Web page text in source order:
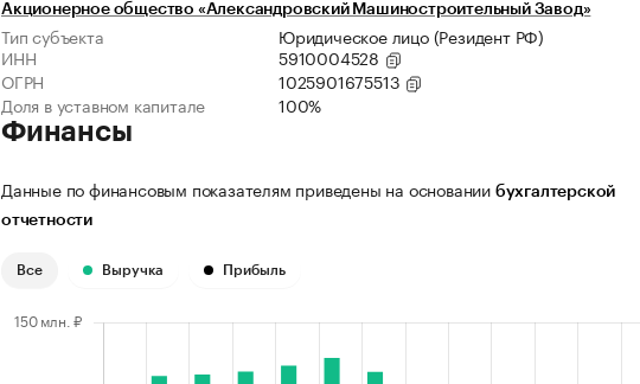
Акционерное общество «Александровский Машиностроительный Завод»
Тип субъекта
Юридическое лицо (Резидент РФ)
ИНН
5910004528
ОГРН
1025901675513
Доля в уставном капитале
100%
Финансы
Данные по финансовым показателям приведены на основании бухгалтерской
отчетности
Все Выручка Прибыль